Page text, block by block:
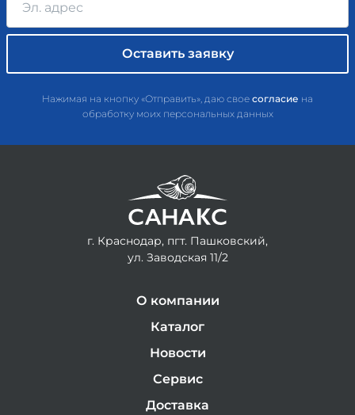
Нажимая на кнопку «Отправить», даю свое согласие на
обработку моих персональных данных
г. Краснодар, пгт. Пашковский,
ул. Заводская 11/2
О компании
Каталог
Новости
Сервис
Доставка